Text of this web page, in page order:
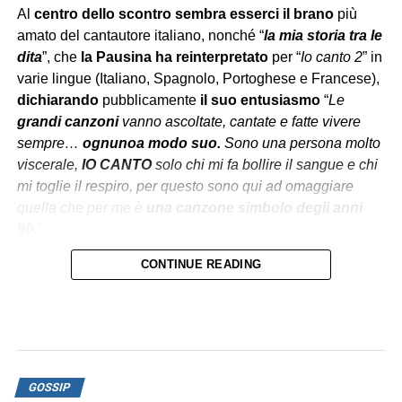
Al centro dello scontro sembra esserci il branopiù
amato del cantautore italiano, nonché “la mia storia tra le
dita”, chela Pausina ha reinterpretatoper “Io canto 2” in
varie lingue (Italiano, Spagnolo, Portoghese e Francese),
dichiarandopubblicamente il suo entusiasmo“Le
grandi canzonivanno ascoltate, cantate e fatte vivere
sempre… ognunoa modo suo. Sono una persona molto
viscerale, IO CANTOsolo chi mi fa bollire il sangue e chi
mi toglie il respiro, per questo sono qui ad omaggiare
simbolo degli anni
Warner Chappell Music le modifiche
CONTINUE READING
GOSSIP